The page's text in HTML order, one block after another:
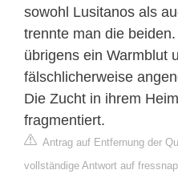
sowohl Lusitanos als
trennte man die
übrigens ein Warmblut
fälschlicherweise
Die Zucht in ihrem
fragmentiert.
Antrag auf Entfernung der
vollständige Antwort auf